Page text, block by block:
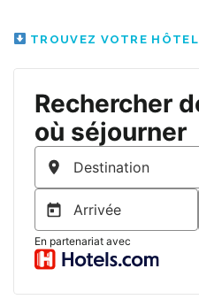
TROUVEZ VOTRE HÔTEL